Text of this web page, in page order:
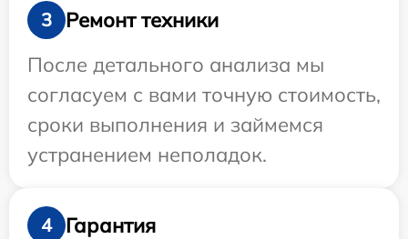
3
Ремонт техники
После детального анализа мы
согласуем с вами точную стоимость,
сроки выполнения и займемся
устранением неполадок.
4
Гарантия